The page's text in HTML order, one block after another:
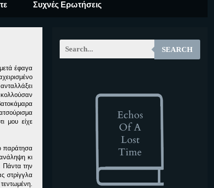
Συχνές Ερωτήσεις
έφαγα
μου είχε
παράτησα
κι
Πάντα την
στρίγγλα
SEARCH